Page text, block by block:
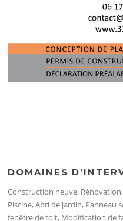
DOMAINES
Construction neuve,
Piscine, Abri de jardin,
fenêtre de toit, Modification de